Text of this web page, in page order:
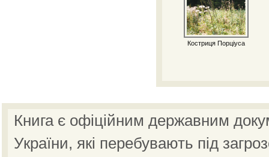
Костриця Порціуса
Книга є офіційним державним
України, які перебувають під